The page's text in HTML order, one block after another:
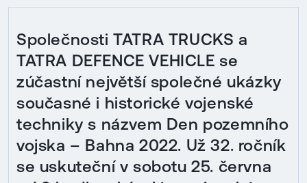
Společnosti TATRA TRUCKS a
TATRA DEFENCE VEHICLE se
zúčastní největší společné ukázky
současné i historické vojenské
techniky s názvem Den pozemního
vojska – Bahna 2022. Už 32. ročník
se uskuteční v sobotu 25. června